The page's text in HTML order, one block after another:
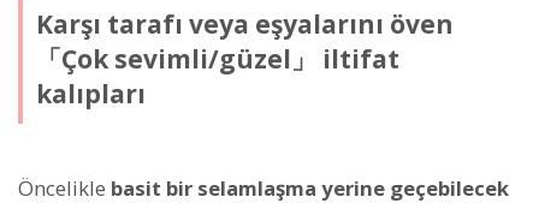
Karşı tarafı veya eşyalarını öven
「Çok sevimli/güzel」 iltifat
kalıpları
Öncelikle basit bir selamlaşma yerine geçebilecek